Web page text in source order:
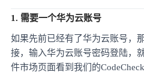
1. 需要一个华为云账号
如果先前已经有了华为云账号，
接，输入华为云账号密码登陆，
件市场页面看到我们的